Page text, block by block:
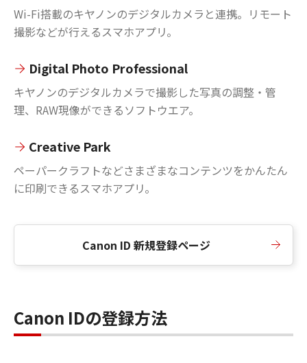
Wi-Fi搭載のキヤノンのデジタルカメラと連携。リモート
撮影などが行えるスマホアプリ。
Digital Photo Professional
キヤノンのデジタルカメラで撮影した写真の調整・管
理、RAW現像ができるソフトウエア。
Creative Park
ペーパークラフトなどさまざまなコンテンツをかんたん
に印刷できるスマホアプリ。
Canon ID 新規登録ページ
Canon IDの登録方法